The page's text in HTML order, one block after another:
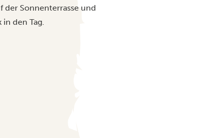
der Sonnenterrasse und
den Tag.